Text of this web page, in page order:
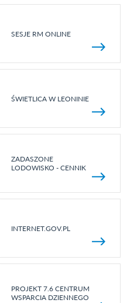
SESJE RM ONLINE
ŚWIETLICA W LEONINIE
ZADASZONE
LODOWISKO - CENNIK
INTERNET.GOV.PL
PROJEKT 7.6 CENTRUM
WSPARCIA DZIENNEGO